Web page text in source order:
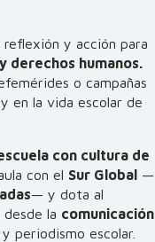
reflexión y acción para
derechos humanos.
o campañas
en la vida escolar de
con cultura de
con el Sur Global —
— y dota al
la comunicación
periodismo escolar.